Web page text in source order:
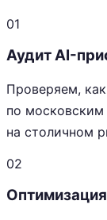
01
Аудит AI-
Проверяем,
по московским
на столичном
02